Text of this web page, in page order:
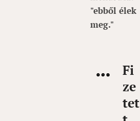
"ebből élek
meg."
Fi
ze
tet